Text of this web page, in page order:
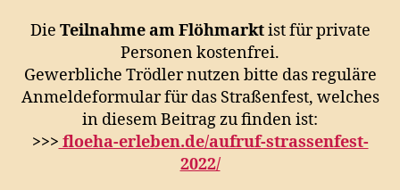
Die Teilnahme am Flöhmarktist für private
Personen kostenfrei.
Gewerbliche Trödler nutzen bitte das reguläre
Anmeldeformular für das Straßenfest, welches
in diesem Beitrag zu finden ist:
>>> floeha-erleben.de/aufruf-strassenfest-
2022/